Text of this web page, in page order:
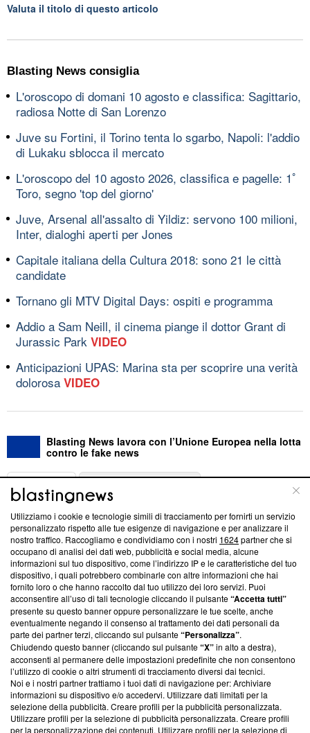
Valuta il titolo di questo articolo
Blasting News consiglia
L'oroscopo di domani 10 agosto e classifica: Sagittario,
radiosa Notte di San Lorenzo
Juve su Fortini, il Torino tenta lo sgarbo, Napoli: l'addio
di Lukaku sblocca il mercato
L'oroscopo del 10 agosto 2026, classifica e pagelle: 1ﾟ
Toro, segno 'top del giorno'
Juve, Arsenal all'assalto di Yildiz: servono 100 milioni,
Inter, dialoghi aperti per Jones
Capitale italiana della Cultura 2018: sono 21 le città
candidate
Tornano gli MTV Digital Days: ospiti e programma
Addio a Sam Neill, il cinema piange il dottor Grant di
Jurassic Park VIDEO
Anticipazioni UPAS: Marina sta per scoprire una verità
dolorosa VIDEO
Blasting News lavora con l’Unione Europea nella lotta
contro le fake news
ABOUT
Questa sezione offre informazioni trasparenti su Blasting
News, sui nostri processi editoriali e su come ci impegniamo a
creare news di qualità. Inoltre, afferma la nostra aderenza a
‘Trust Project - News with Integrity’Blasting News non è
ancora membro del programma, ma ha richiesto di farne
parte; Trust Project non ha ancora effettuato una verifica di
conformità agli standard.
Su di noi
Team editoriale
Corporate
Redazione
Utilizziamo i cookie e tecnologie simili di tracciamento per fornirti un servizio
personalizzato rispetto alle tue esigenze di navigazione e per analizzare il
nostro traffico. Raccogliamo e condividiamo con i nostri 1624partner che si
occupano di analisi dei dati web, pubblicità e social media, alcune
informazioni sul tuo dispositivo, come l’indirizzo IP e le caratteristiche del tuo
dispositivo, i quali potrebbero combinarle con altre informazioni che hai
fornito loro o che hanno raccolto dal tuo utilizzo dei loro servizi. Puoi
acconsentire all’uso di tali tecnologie cliccando il pulsante“Accetta tutti”
presente su questo banner oppure personalizzare le tue scelte, anche
eventualmente negando il consenso al trattamento dei dati personali da
parte dei partner terzi, cliccando sul pulsante“Personalizza”.
Chiudendo questo banner (cliccando sul pulsante“X”in alto a destra),
acconsenti al permanere delle impostazioni predefinite che non consentono
l’utilizzo di cookie o altri strumenti di tracciamento diversi dai tecnici.
Noi e i nostri partner trattiamo i tuoi dati di navigazione per: Archiviare
informazioni su dispositivo e/o accedervi. Utilizzare dati limitati per la
selezione della pubblicità. Creare profili per la pubblicità personalizzata.
Utilizzare profili per la selezione di pubblicità personalizzata. Creare profili
per la personalizzazione dei contenuti. Utilizzare profili per la selezione di